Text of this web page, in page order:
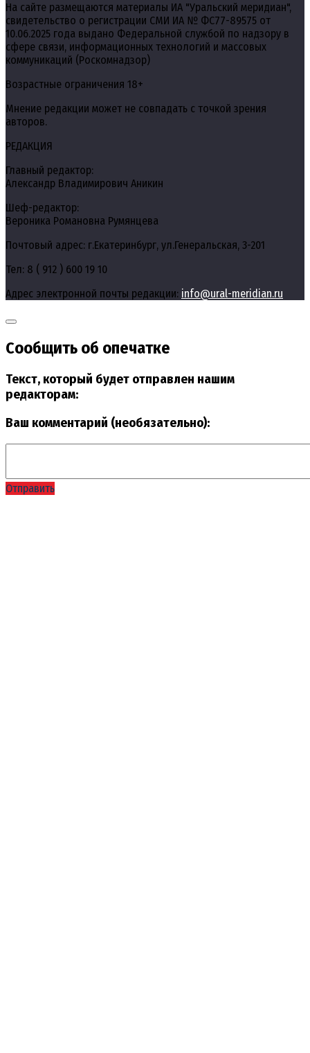
На сайте размещаются материалы ИА "Уральский меридиан",
свидетельство о регистрации СМИ ИА № ФС77-89575 от
10.06.2025 года выдано Федеральной службой по надзору в
сфере связи, информационных технологий и массовых
коммуникаций (Роскомнадзор)
Возрастные ограничения 18+
Мнение редакции может не совпадать с точкой зрения
авторов.
РЕДАКЦИЯ
Главный редактор:
Александр Владимирович Аникин
Шеф-редактор:
Вероника Романовна Румянцева
Почтовый адрес: г.Екатеринбург, ул.Генеральская, 3-201
Тел: 8 ( 912 ) 600 19 10
Адрес электронной почты редакции: info@ural-meridian.ru
Сообщить об опечатке
Текст, который будет отправлен нашим
редакторам:
Ваш комментарий (необязательно):
Отправить